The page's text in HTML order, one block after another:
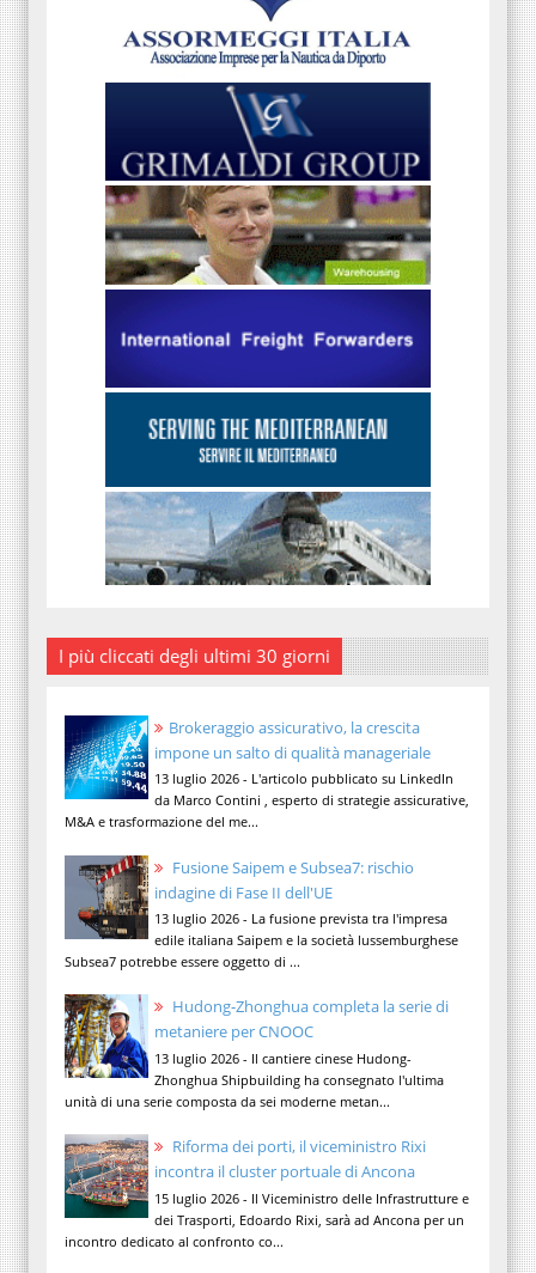
I più cliccati degli ultimi 30 giorni
Brokeraggio assicurativo, la crescita
impone un salto di qualità manageriale
13 luglio 2026 - L'articolo pubblicato su LinkedIn
da Marco Contini , esperto di strategie assicurative,
M&A e trasformazione del me...
Fusione Saipem e Subsea7: rischio
indagine di Fase II dell'UE
13 luglio 2026 - La fusione prevista tra l'impresa
edile italiana Saipem e la società lussemburghese
Subsea7 potrebbe essere oggetto di ...
Hudong-Zhonghua completa la serie di
metaniere per CNOOC
13 luglio 2026 - Il cantiere cinese Hudong-
Zhonghua Shipbuilding ha consegnato l'ultima
unità di una serie composta da sei moderne metan...
Riforma dei porti, il viceministro Rixi
incontra il cluster portuale di Ancona
15 luglio 2026 - Il Viceministro delle Infrastrutture e
dei Trasporti, Edoardo Rixi, sarà ad Ancona per un
incontro dedicato al confronto co...